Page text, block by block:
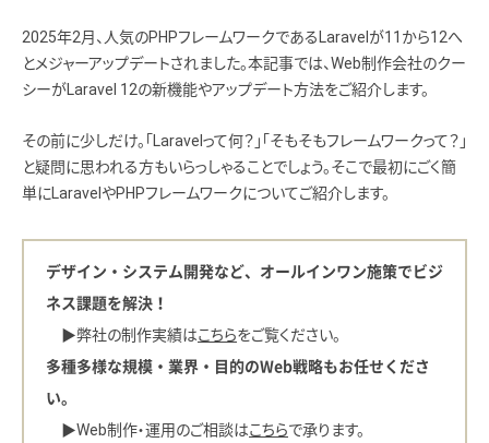
2025年2月、人気のPHPフレームワークであるLaravelが11から12へ
とメジャーアップデートされました。本記事では、Web制作会社のクー
シーがLaravel 12の新機能やアップデート方法をご紹介します。
その前に少しだけ。「Laravelって何？」「そもそもフレームワークって？」
と疑問に思われる方もいらっしゃることでしょう。そこで最初にごく簡
単にLaravelやPHPフレームワークについてご紹介します。
デザイン・システム開発など、オールインワン施策でビジ
ネス課題を解決！
▶︎弊社の制作実績はこちらをご覧ください。
多種多様な規模・業界・目的のWeb戦略もお任せくださ
い。
▶︎Web制作・運用のご相談はこちらで承ります。